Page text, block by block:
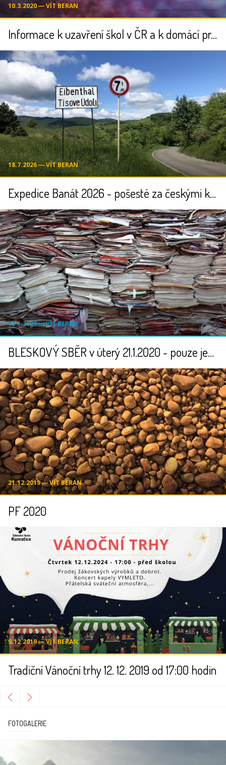
10.3.2020 ― VÍT BERAN
Informace k uzavření škol v ČR a k domácí práci dětí
18.7.2026 ― VÍT BERAN
Expedice Banát 2026 - pošesté za českými kořeny
12.1.2020 ― VÍT BERAN
BLESKOVÝ SBĚR v úterý 21.1.2020 - pouze jeden den
21.12.2019 ― VÍT BERAN
PF 2020
9.12.2019 ― VÍT BERAN
Tradiční Vánoční trhy 12. 12. 2019 od 17:00 hodin
FOTOGALERIE